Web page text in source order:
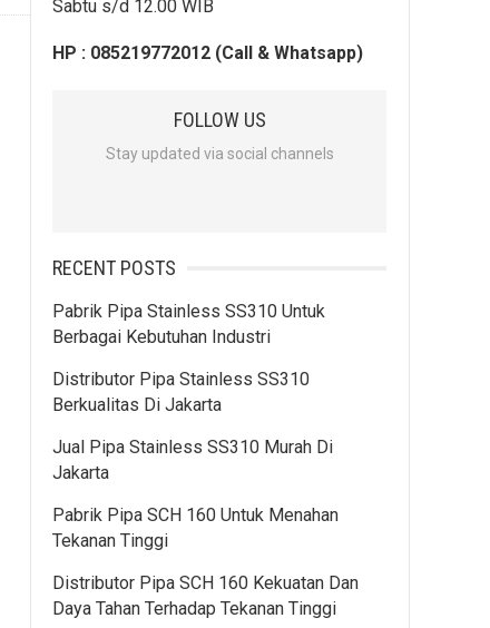
Sabtu s/d 12.00 WIB
HP : 085219772012 (Call & Whatsapp)
FOLLOW US
Stay updated via social channels
RECENT POSTS
Pabrik Pipa Stainless SS310 Untuk
Berbagai Kebutuhan Industri
Distributor Pipa Stainless SS310
Berkualitas Di Jakarta
Jual Pipa Stainless SS310 Murah Di
Jakarta
Pabrik Pipa SCH 160 Untuk Menahan
Tekanan Tinggi
Distributor Pipa SCH 160 Kekuatan Dan
Daya Tahan Terhadap Tekanan Tinggi